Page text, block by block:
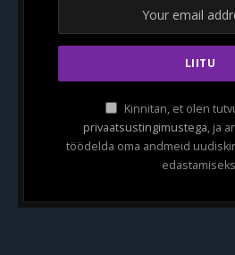
Kinnitan, et olen
privaatsustingimustega, ja
töödelda oma andmeid